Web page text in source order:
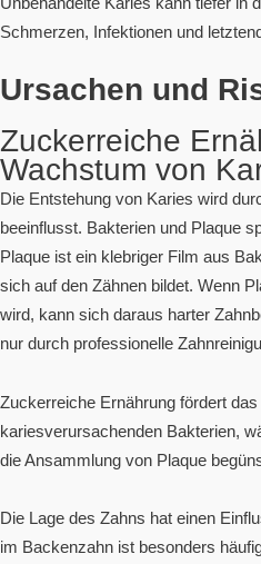
Schmerzen, Infektionen und
Ursachen und
Zuckerreiche
Wachstum von
Die Entstehung von Karies wird
beeinflusst. Bakterien und Plaque
Plaque ist ein klebriger Film aus
sich auf den Zähnen bildet. Wenn
wird, kann sich daraus harter
nur durch professionelle
Zuckerreiche Ernährung fördert
kariesverursachenden Bakterien,
die Ansammlung von Plaque
Die Lage des Zahns hat einen
im Backenzahn ist besonders